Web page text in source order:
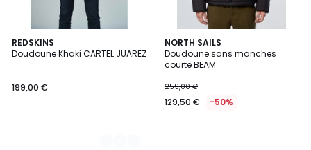
REDSKINS
Doudoune Khaki CARTEL JUAREZ
199,00 €
2
Couleurs
NORTH SAILS
Doudoune sans manches
courte BEAM
259,00 €
129,50 € -50%